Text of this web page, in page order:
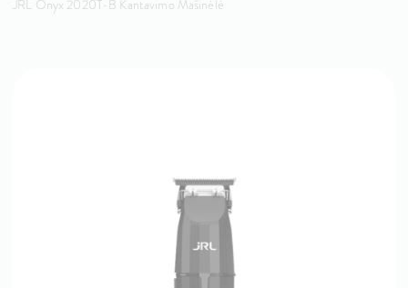
JRL Onyx 2020T-B Kantavimo Mašinėlė